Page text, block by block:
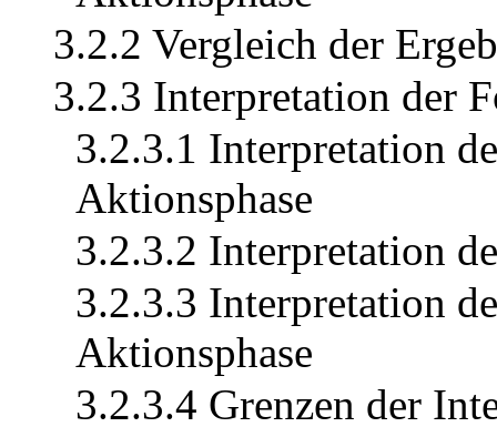
3.2.2 Vergleich der
3.2.3 Interpretation der
3.2.3.1 Interpretation
Aktionsphase
3.2.3.2 Interpretation
3.2.3.3 Interpretation
Aktionsphase
3.2.3.4 Grenzen der